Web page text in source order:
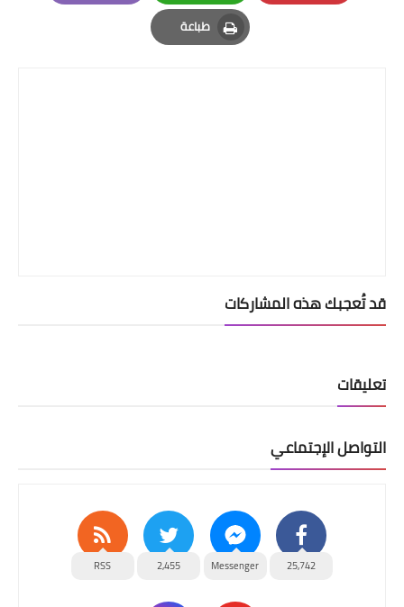
Pinterest
Whatsapp
Email
طباعة
Print
قد تُعجبك هذه المشاركات
تعليقات
التواصل الإجتماعي
25,742
Messenger
2,455
RSS